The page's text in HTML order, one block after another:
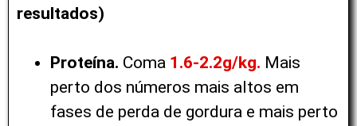
resultados)
Proteína. Coma 1.6-2.2g/kg. Mais
perto dos números mais altos em
fases de perda de gordura e mais perto